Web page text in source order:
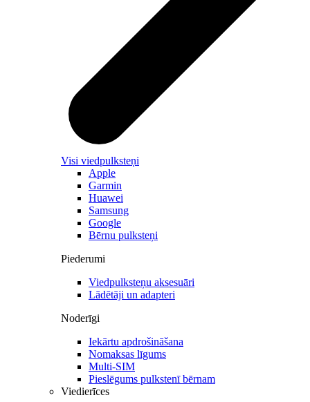
Visi viedpulksteņi
Apple
Garmin
Huawei
Samsung
Google
Bērnu pulksteņi
Piederumi
Viedpulksteņu aksesuāri
Lādētāji un adapteri
Noderīgi
Iekārtu apdrošināšana
Nomaksas līgums
Multi-SIM
Pieslēgums pulkstenī bērnam
Viedierīces